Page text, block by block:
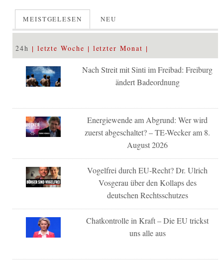
MEISTGELESEN NEU
24h letzte Woche letzter Monat
Nach Streit mit Sinti im Freibad: Freiburg
ändert Badeordnung
Energiewende am Abgrund: Wer wird
zuerst abgeschaltet? – TE-Wecker am 8.
August 2026
Vogelfrei durch EU-Recht? Dr. Ulrich
Vosgerau über den Kollaps des
deutschen Rechtsschutzes
Chatkontrolle in Kraft – Die EU trickst
uns alle aus